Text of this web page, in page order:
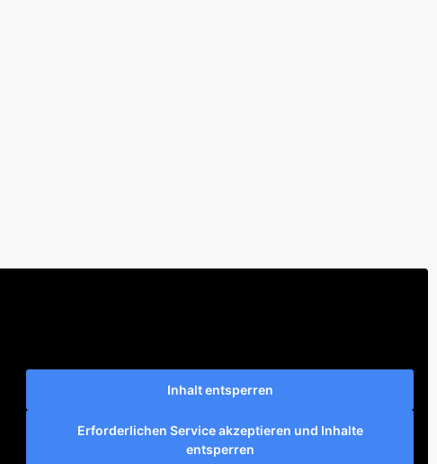
Inhalt entsperren
Erforderlichen Service akzeptieren und Inhalte
entsperren